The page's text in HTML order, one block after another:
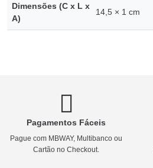
Dimensões (C x L x
A)
14,5 × 1 cm
Pagamentos Fáceis
Pague com MBWAY, Multibanco ou
Cartão no Checkout.